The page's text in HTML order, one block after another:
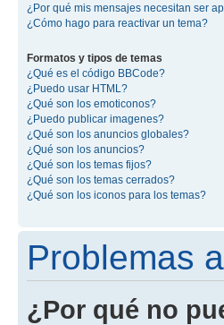
¿Por qué mis mensajes necesitan ser
¿Cómo hago para reactivar un tema?
Formatos y tipos de temas
¿Qué es el código BBCode?
¿Puedo usar HTML?
¿Qué son los emoticonos?
¿Puedo publicar imagenes?
¿Qué son los anuncios globales?
¿Qué son los anuncios?
¿Qué son los temas fijos?
¿Qué son los temas cerrados?
¿Qué son los iconos para los temas?
Problemas
¿Por qué no